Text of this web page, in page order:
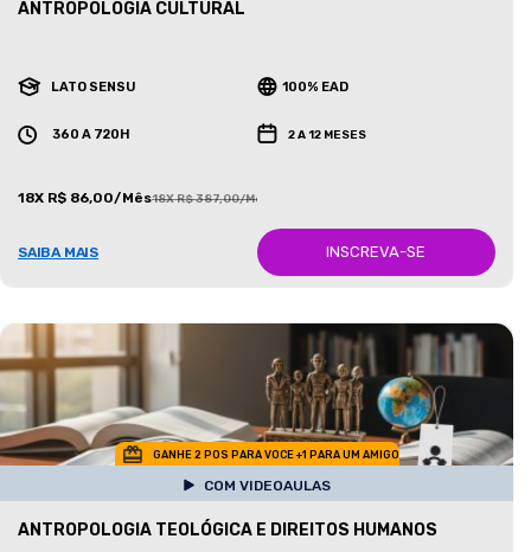
ANTROPOLOGIA CULTURAL
LATO SENSU 100% EAD
360 A 720H 2 A 12 MESES
18X R$ 86,00/Mês18X R$ 387,00/Mês
SAIBA MAIS INSCREVA-SE
GANHE 2 POS PARA VOCE +1 PARA UM AMIGO
COM VIDEOAULAS
ANTROPOLOGIA TEOLÓGICA E DIREITOS HUMANOS